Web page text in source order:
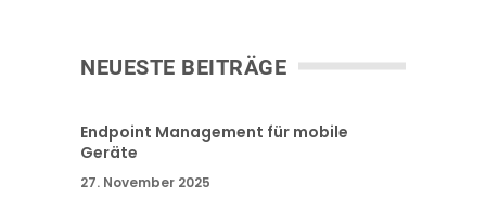
NEUESTE BEITRÄGE
Endpoint Management für mobile
Geräte
27. November 2025